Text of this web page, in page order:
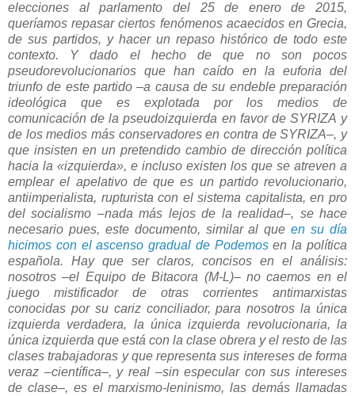
elecciones al parlamento del 25 de enero de 2015,
queríamos repasar ciertos fenómenos acaecidos en Grecia,
de sus partidos, y hacer un repaso histórico de todo este
contexto. Y dado el hecho de que no son pocos
pseudorevolucionarios que han caído en la euforia del
triunfo de este partido –a causa de su endeble preparación
ideológica que es explotada por los medios de
comunicación de la pseudoizquierda en favor de SYRIZA y
de los medios más conservadores en contra deSYRIZA–, y
que insisten en un pretendido cambio de dirección política
hacia la «izquierda», e incluso existen los que se atreven a
emplear el apelativo de que es un partido revolucionario,
antiimperialista, rupturista con el sistema capitalista, en pro
del socialismo –nada más lejos de la realidad–, se hace
necesario pues, este documento, similar al queen su día
hicimos con el ascenso gradual de Podemosen la política
española. Hay que ser claros, concisos en el análisis:
nosotros –el Equipo de Bitacora (M-L)– no caemos en el
juego mistificador de otras corrientes antimarxistas
conocidas por su cariz conciliador, para nosotros la única
izquierda verdadera, la única izquierda revolucionaria, la
única izquierda que está con la clase obrera y el resto de las
clases trabajadoras y que representa sus intereses de forma
veraz –científica–, y real –sin especular con sus intereses
de clase–, es el marxismo-leninismo, las demás llamadas